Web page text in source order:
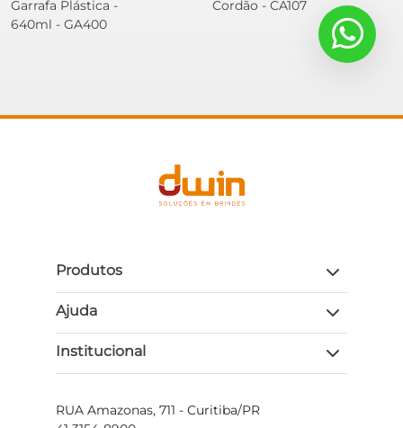
Garrafa Plástica -
640ml - GA400
Cordão - CA107
Produtos
Ajuda
Institucional
RUA Amazonas, 711 - Curitiba/PR